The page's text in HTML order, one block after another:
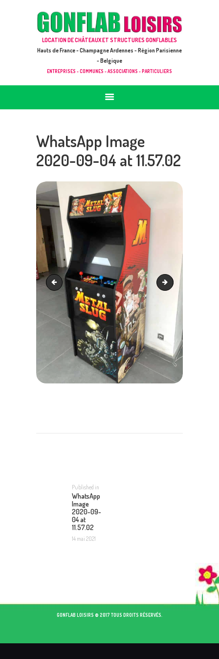
LOCATION DE CHÂTEAUX ET STRUCTURES GONFLABLES
Hauts de France - Champagne Ardennes - Région Parisienne
- Belgique
ENTREPRISES - COMMUNES - ASSOCIATIONS - PARTICULIERS
GONFLAB LOISIRS
ACCUEIL
JEUX À LOUER & PRESTATIONS
CATALOGUE / TARIF
DEMANDE DE DEVIS (SOUS 24H)
WhatsApp Image
2020-09-04 at 11.57.02
WhatsApp Image 2020-09-04 at 11.57.02 (1) WhatsApp Image
L’ARTICLE
Published in
post:
WhatsApp
Image
2020-09-
04 at
11.57.02
14 mai 2021
GONFLAB LOISIRS © 2017 TOUS DROITS RÉSERVÉS.